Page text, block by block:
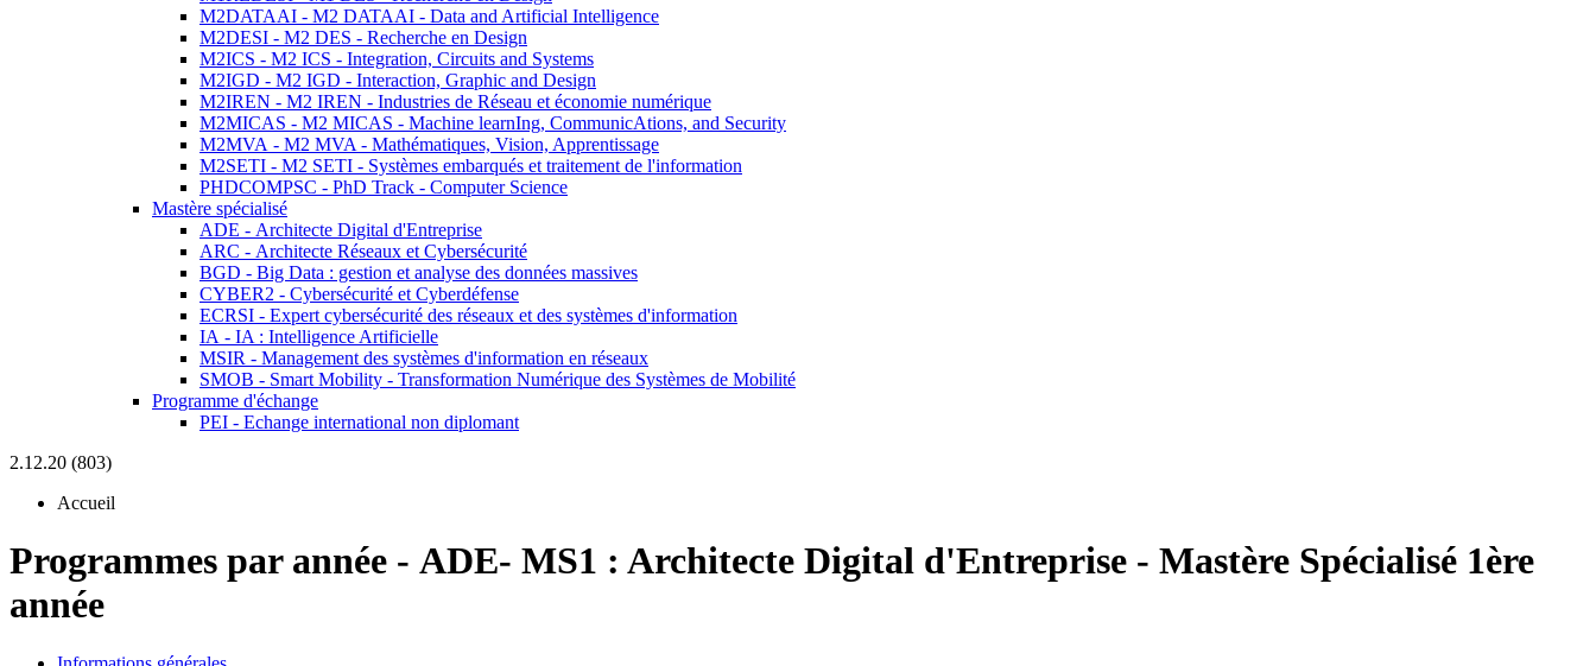
M2DATAAI - M2 DATAAI - Data and Artificial Intelligence
M2DESI - M2 DES - Recherche en Design
M2ICS - M2 ICS - Integration, Circuits and Systems
M2IGD - M2 IGD - Interaction, Graphic and Design
M2IREN - M2 IREN - Industries de Réseau et économie numérique
M2MICAS - M2 MICAS - Machine learnIng, CommunicAtions, and Security
M2MVA - M2 MVA - Mathématiques, Vision, Apprentissage
M2SETI - M2 SETI - Systèmes embarqués et traitement de l'information
PHDCOMPSC - PhD Track - Computer Science
Mastère spécialisé
ADE - Architecte Digital d'Entreprise
ARC - Architecte Réseaux et Cybersécurité
BGD - Big Data : gestion et analyse des données massives
CYBER2 - Cybersécurité et Cyberdéfense
ECRSI - Expert cybersécurité des réseaux et des systèmes d'information
IA - IA : Intelligence Artificielle
MSIR - Management des systèmes d'information en réseaux
SMOB - Smart Mobility - Transformation Numérique des Systèmes de Mobilité
Programme d'échange
PEI - Echange international non diplomant
2.12.20 (803)
Accueil
Programmes par année - ADE- MS1 : Architecte Digital d'Entreprise - Mastère Spécialisé 1ère
année